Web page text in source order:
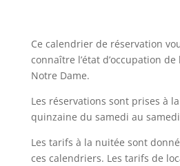
Ce calendrier de réservation
connaître l’état d’occupation
Notre Dame.
Les réservations sont prises à
quinzaine du samedi au
Les tarifs à la nuitée sont
ces calendriers. Les tarifs de